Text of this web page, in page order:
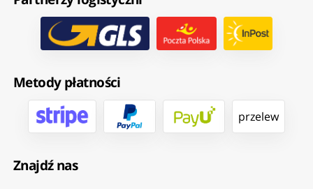
Metody płatności
przelew
Znajdź nas